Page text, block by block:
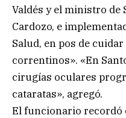
Valdés y el ministro de
Cardozo, e
Salud, en pos de
correntinos». «En
cirugías oculares
cataratas», agregó.
El funcionario recordó